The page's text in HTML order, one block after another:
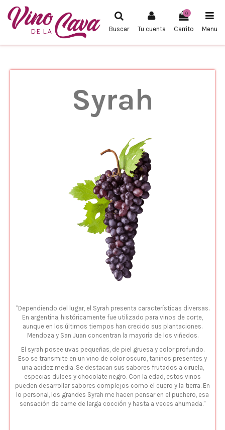
Buscar Tu cuenta
0
Carrito Menu
Syrah
"Dependiendo del lugar, el Syrah presenta características diversas.
En argentina, históricamente fue utilizado para vinos de corte,
aunque en los últimos tiempos han crecido sus plantaciones.
Mendoza y San Juan concentran la mayoría de los viñedos.
El syrah posee uvas pequeñas, de piel gruesa y color profundo.
Eso se transmite en un vino de color oscuro, taninos presentes y
una acidez media. Se destacan sus sabores frutados a ciruela,
especias dulces y chocolate negro. Con la edad, estos vinos
pueden desarrollar sabores complejos como el cuero y la tierra. En
lo personal, los grandes Syrah me hacen pensar en el puchero, esa
sensación de carne de larga cocción y hasta a veces ahumada."